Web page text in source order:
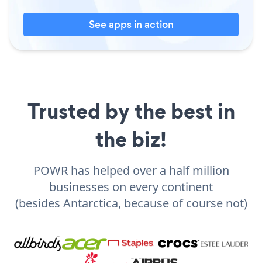
See apps in action
Trusted by the best in
the biz!
POWR has helped over a half million
businesses on every continent
(besides Antarctica, because of course not)